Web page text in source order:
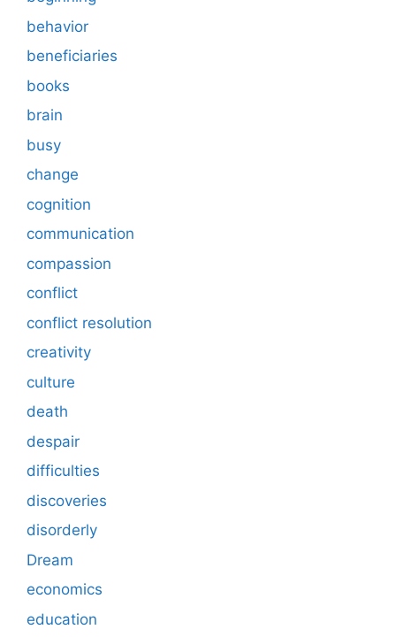
behavior
beneficiaries
books
brain
busy
change
cognition
communication
compassion
conflict
conflict resolution
creativity
culture
death
despair
difficulties
discoveries
disorderly
Dream
economics
education